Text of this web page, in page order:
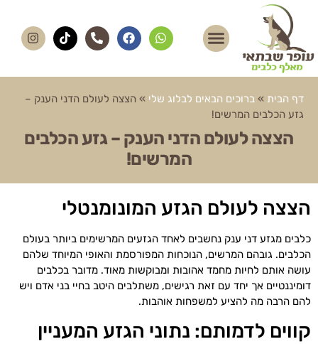
דף הבית » ברוכים הבאים לבלוג שלי » הצצה לעולם הדני הענק –
גזע הכלבים המרשים!
הצצה לעולם הדני הענק – גזע הכלבים
המרשים!
הצצה לעולם הגזע המונומנטלי
כלבים מגזע דני ענק נחשבים לאחד הגזעים המרשימים ביותר בעולם
הכלבים. גובהם המרשים, הנוכחות המפורסמת והאופי המיוחד שלהם
עושה אותם לחיות מחמד אהובות ומבוקשות מאוד. מדובר בכלבים
דומיננטיים אך יחד עם זאת רגישים, משתלבים היטב בחיי בני אדם ויש
להם הרבה מה להציע למשפחות אוהבות.
קווים לדמותם: נתוני הגזע המעניין